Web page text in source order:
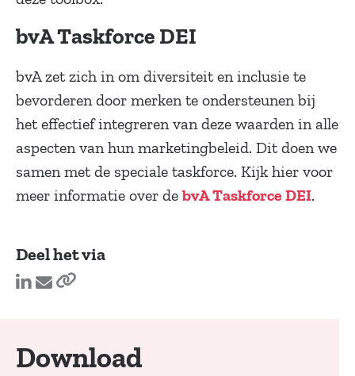
bvA Taskforce DEI
bvA zet zich in om diversiteit en inclusie te
bevorderen door merken te ondersteunen bij
het effectief integreren van deze waarden in alle
aspecten van hun marketingbeleid. Dit doen we
samen met de speciale taskforce. Kijk hier voor
meer informatie over de bvA Taskforce DEI.
Deel het via
Download